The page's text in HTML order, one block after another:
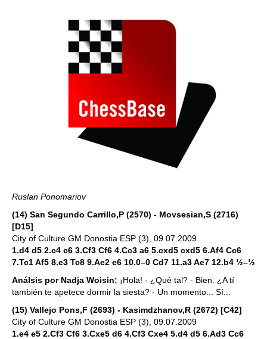
Ruslan Ponomariov
(14) San Segundo Carrillo,P (2570) - Movsesian,S (2716)
[D15]
City of Culture GM Donostia ESP (3), 09.07.2009
1.d4 d5 2.c4 c6 3.Cf3 Cf6 4.Cc3 a6 5.cxd5 cxd5 6.Af4 Cc6
7.Tc1 Af5 8.e3 Tc8 9.Ae2 e6 10.0–0 Cd7 11.a3 Ae7 12.b4 ½–½
Análsis por Nadja Woisin: ¡Hola! - ¿Qué tal? - Bien. ¿A tí
también te apetece dormir la siesta? - Un momento... Sí...
(15) Vallejo Pons,F (2693) - Kasimdzhanov,R (2672) [C42]
City of Culture GM Donostia ESP (3), 09.07.2009
1.e4 e5 2.Cf3 Cf6 3.Cxe5 d6 4.Cf3 Cxe4 5.d4 d5 6.Ad3 Cc6